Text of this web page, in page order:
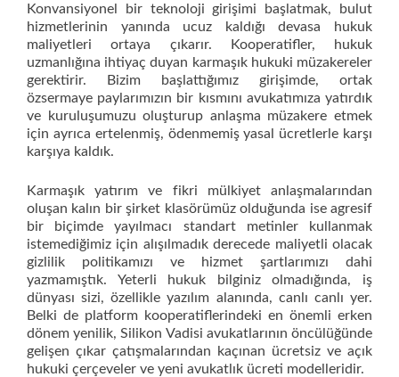
Konvansiyonel bir teknoloji girişimi başlatmak, bulut
hizmetlerinin yanında ucuz kaldığı devasa hukuk
maliyetleri ortaya çıkarır. Kooperatifler, hukuk
uzmanlığına ihtiyaç duyan karmaşık hukuki müzakereler
gerektirir. Bizim başlattığımız girişimde, ortak
özsermaye paylarımızın bir kısmını avukatımıza yatırdık
ve kuruluşumuzu oluşturup anlaşma müzakere etmek
için ayrıca ertelenmiş, ödenmemiş yasal ücretlerle karşı
karşıya kaldık.
Karmaşık yatırım ve fikri mülkiyet anlaşmalarından
oluşan kalın bir şirket klasörümüz olduğunda ise agresif
bir biçimde yayılmacı standart metinler kullanmak
istemediğimiz için alışılmadık derecede maliyetli olacak
gizlilik politikamızı ve hizmet şartlarımızı dahi
yazmamıştık. Yeterli hukuk bilginiz olmadığında, iş
dünyası sizi, özellikle yazılım alanında, canlı canlı yer.
Belki de platform kooperatiflerindeki en önemli erken
dönem yenilik, Silikon Vadisi avukatlarının öncülüğünde
gelişen çıkar çatışmalarından kaçınan ücretsiz ve açık
hukuki çerçeveler ve yeni avukatlık ücreti modelleridir.